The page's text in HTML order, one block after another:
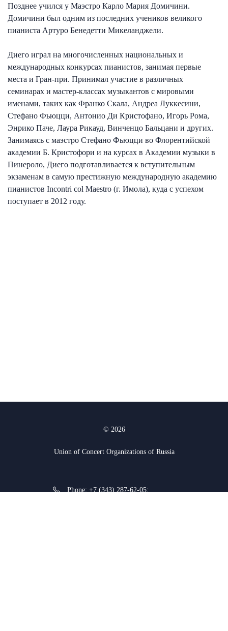
Позднее учился у Маэстро Карло Мария Домичини.
Домичини был одним из последних учеников великого
пианиста Артуро Бенедетти Микеланджели.
Диего играл на многочисленных национальных и
международных конкурсах пианистов, занимая первые
места и Гран-при. Принимал участие в различных
семинарах и мастер-классах музыкантов с мировыми
именами, таких как Франко Скала, Андреа Луккесини,
Стефано Фьюцци, Антонио Ди Кристофано, Игорь Рома,
Энрико Паче, Лаура Рикауд, Винченцо Бальцани и других.
Занимаясь с маэстро Стефано Фьюцци во Флорентийской
академии Б. Кристофори и на курсах в Академии музыки в
Пинероло, Диего подготавливается к вступительным
экзаменам в самую престижную международную академию
пианистов Incontri col Maestro (г. Имола), куда с успехом
поступает в 2012 году.
© 2026
Union of Concert Organizations of Russia
Phone: +7 (343) 287-62-05;